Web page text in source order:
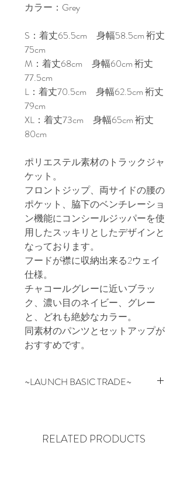
カラー：Grey
S：着丈65.5cm　身幅58.5cm 裄丈
75cm
M：着丈68cm　身幅60cm 裄丈
77.5cm
L：着丈70.5cm　身幅62.5cm 裄丈
79cm
XL：着丈73cm　身幅65cm 裄丈
80cm
ポリエステル素材のトラックジャ
ケット。
フロントジップ、両サイドの腰の
ポケット、脇下のベンチレーショ
ン機能にコンシールジッパーを使
用したスッキリとしたデザインと
なっております。
フードが襟に収納出来る2ウェイ
仕様。
チャコールグレーに近いブラッ
ク、濃い目のネイビー、グレー
と、どれも絶妙なカラー。
同素材のパンツとセットアップが
おすすめです。
~LAUNCH BASIC TRADE~
理想の物を追及し、オートクチュ
ールとプライシングを追い求め
RELATED PRODUCTS